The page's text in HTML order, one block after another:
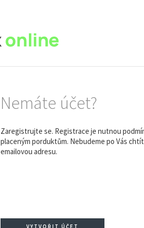
Nemáte účet?
Zaregistrujte se. Registrace je nutnou
placeným porduktům. Nebudeme po Vás
emailovou adresu.
VYTVOŘIT ÚČET